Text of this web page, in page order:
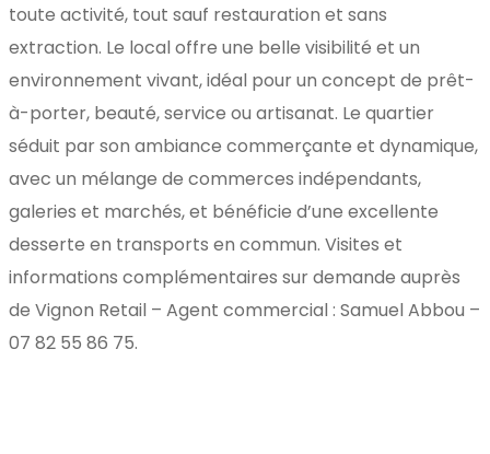
toute activité, tout sauf restauration et sans
extraction. Le local offre une belle visibilité et un
environnement vivant, idéal pour un concept de prêt-
à-porter, beauté, service ou artisanat. Le quartier
séduit par son ambiance commerçante et dynamique,
avec un mélange de commerces indépendants,
galeries et marchés, et bénéficie d’une excellente
desserte en transports en commun. Visites et
informations complémentaires sur demande auprès
de Vignon Retail – Agent commercial : Samuel Abbou –
07 82 55 86 75.